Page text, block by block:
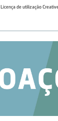
Licença de utilização